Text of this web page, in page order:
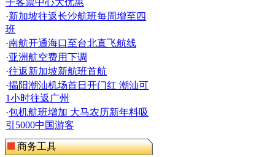
子客票中心大优惠
·新加坡往返长沙航班每周增至四
班
·南航开通海口至台北直飞航线
·亚洲航空费用下调
·往返新加坡新航班首航
·揭阳潮汕机场首日开门红 潮汕可
1小时往返广州
·包机航班增加 大马农历新年料吸
引5000中国游客
商务工具